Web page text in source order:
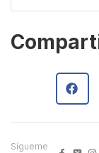
Sígueme